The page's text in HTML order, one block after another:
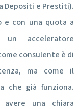
Depositi e Prestiti).
e con una quota a
acceleratore
consulente è di
ma come il
che già funziona.
avere una chiara